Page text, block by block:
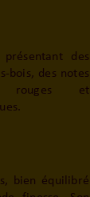
des
bois, des notes
et
bien équilibré